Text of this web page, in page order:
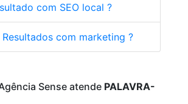
com SEO local ?
com marketing ?
Sense atende PALAVRA-